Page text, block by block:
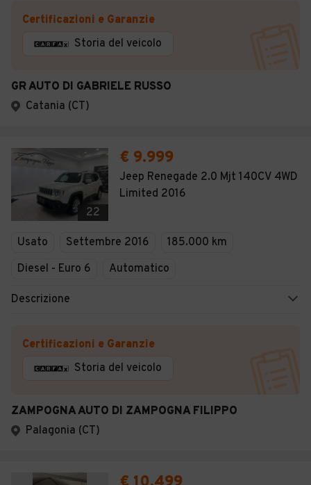
Certificazioni e Garanzie
Storia del veicolo
GR AUTO DI GABRIELE RUSSO
Catania (CT)
22
€ 9.999
Jeep Renegade 2.0 Mjt 140CV 4WD
Limited 2016
Usato Settembre 2016
185.000 km
Diesel - Euro 6
Automatico
Descrizione
Certificazioni e Garanzie
Storia del veicolo
ZAMPOGNA AUTO DI ZAMPOGNA FILIPPO
Palagonia (CT)